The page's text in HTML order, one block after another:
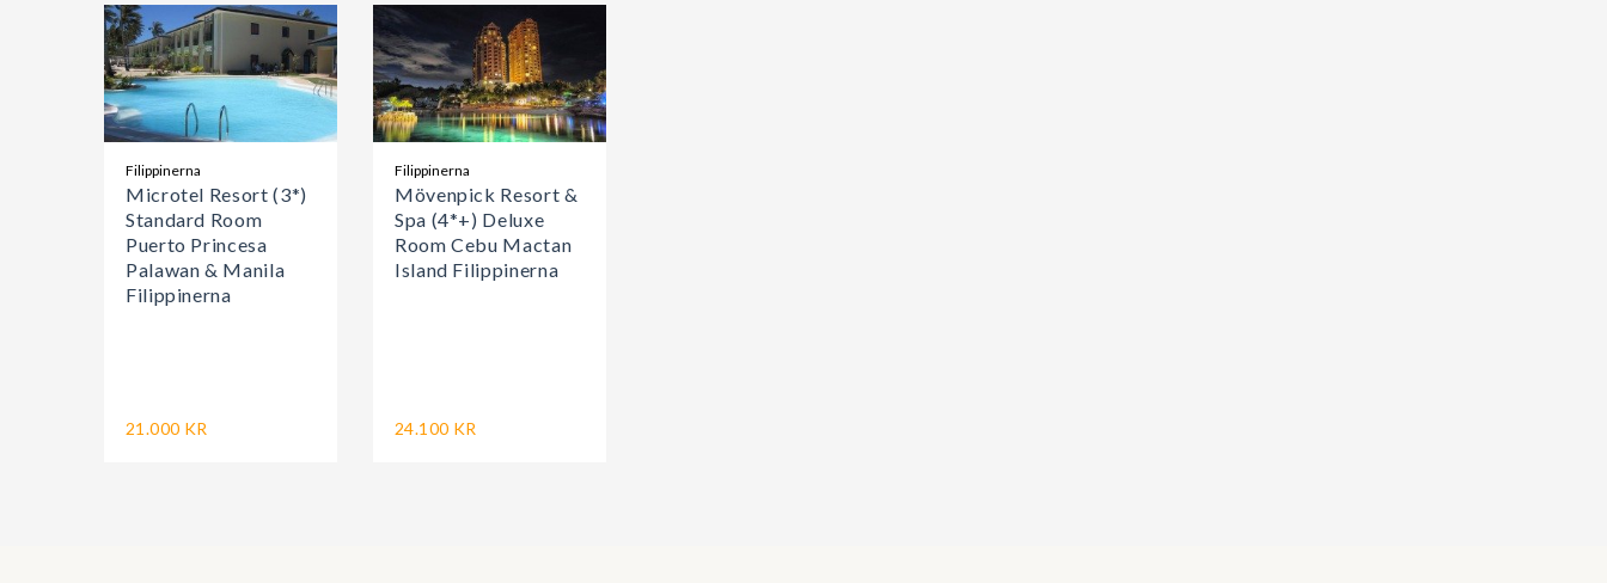
Filippinerna
Microtel Resort (3*)
Standard Room
Puerto Princesa
Palawan & Manila
Filippinerna
21.000 KR
Filippinerna
Mövenpick Resort &
Spa (4*+) Deluxe
Room Cebu Mactan
Island Filippinerna
24.100 KR